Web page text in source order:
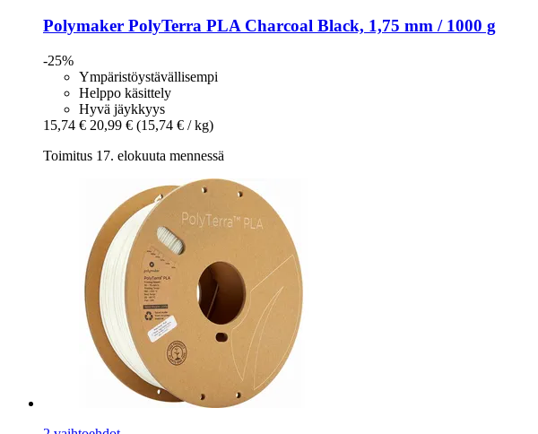
Polymaker PolyTerra PLA Charcoal Black, 1,75 mm / 1000 g
-25%
Ympäristöystävällisempi
Helppo käsittely
Hyvä jäykkyys
15,74 € 20,99 € (15,74 € / kg)
Toimitus 17. elokuuta mennessä